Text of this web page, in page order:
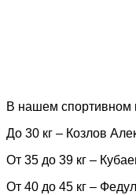
В нашем спортивном
До 30 кг – Козлов
От 35 до 39 кг –
От 40 до 45 кг –